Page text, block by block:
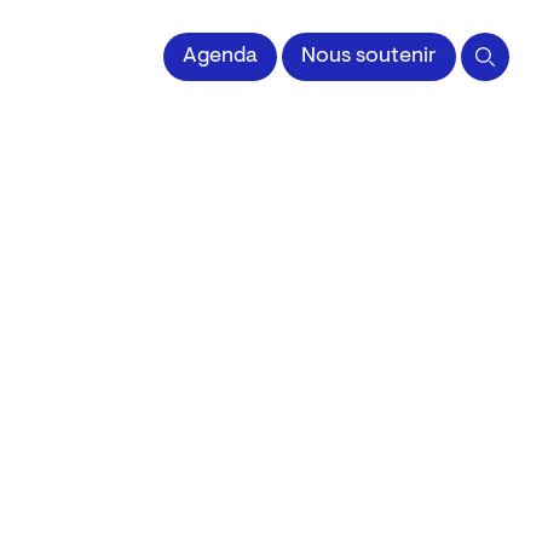
impriméeAgenda Nous soutenir